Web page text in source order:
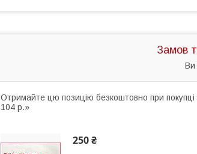
Замов
Ви
Отримайте цю позицію безкоштовно при
104 р.»
250 ₴